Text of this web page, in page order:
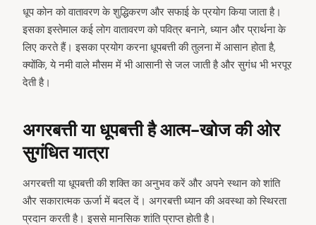
धूप कोन को वातावरण के शुद्धिकरण और सफाई के प्रयोग किया जाता है।
इसका इस्तेमाल कई लोग वातावरण को पवित्र बनाने, ध्यान और प्रार्थना के
लिए करते हैं। इसका प्रयोग करना धूपबत्ती की तुलना में आसान होता है,
क्योंकि, ये नमी वाले मौसम में भी आसानी से जल जाती है और सुगंध भी भरपूर
देती है।
अगरबत्ती या धूपबत्ती है आत्म-खोज की ओर
सुगंधित यात्रा
अगरबत्ती या धूपबत्ती की शक्ति का अनुभव करें और अपने स्थान को शांति
और सकारात्मक ऊर्जा में बदल दें। अगरबत्ती ध्यान की अवस्था को स्थिरता
प्रदान करती है। इससे मानसिक शांति प्राप्त होती है।